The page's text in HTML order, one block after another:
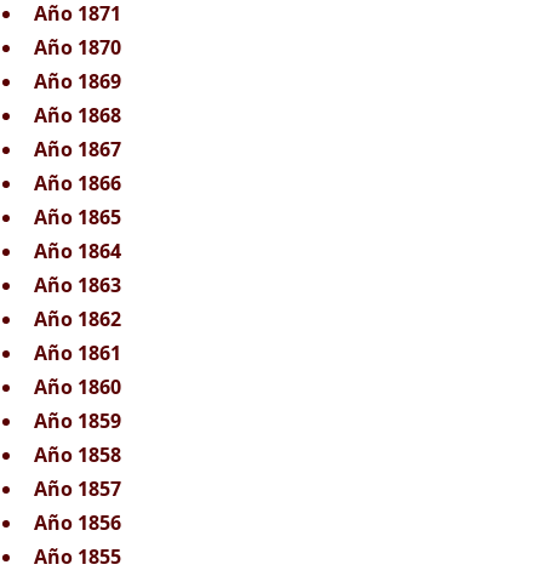
Año 1871
Año 1870
Año 1869
Año 1868
Año 1867
Año 1866
Año 1865
Año 1864
Año 1863
Año 1862
Año 1861
Año 1860
Año 1859
Año 1858
Año 1857
Año 1856
Año 1855